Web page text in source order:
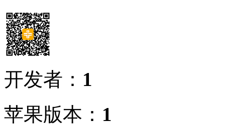
开发者： 1
苹果版本： 1